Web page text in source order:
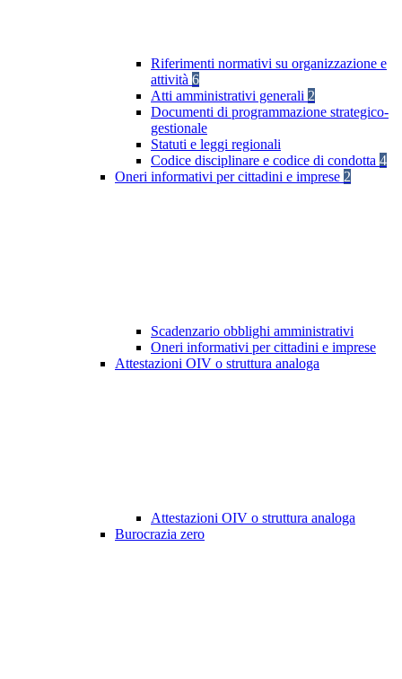
Riferimenti normativi su organizzazione e
attività 6
Atti amministrativi generali 2
Documenti di programmazione strategico-
gestionale
Statuti e leggi regionali
Codice disciplinare e codice di condotta 4
Oneri informativi per cittadini e imprese 2
Scadenzario obblighi amministrativi
Oneri informativi per cittadini e imprese
Attestazioni OIV o struttura analoga
Attestazioni OIV o struttura analoga
Burocrazia zero